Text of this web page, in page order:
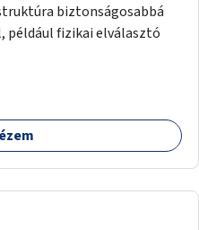
biztonságosabbá
például fizikai elválasztó